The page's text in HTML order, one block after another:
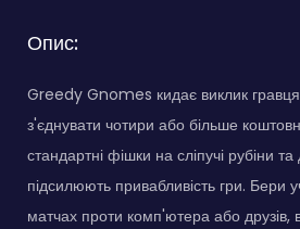
Опис:
Greedy Gnomes кидає виклик
з'єднувати чотири або більше
стандартні фішки на сліпучі рубіни
підсилюють привабливість гри. Бери
матчах проти комп'ютера або друзів,